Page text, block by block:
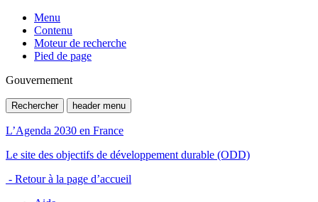
Menu
Contenu
Moteur de recherche
Pied de page
Gouvernement
Rechercher header menu
L’Agenda 2030 en France
Le site des objectifs de développement durable (ODD)
- Retour à la page d’accueil